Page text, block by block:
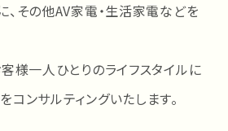
その他AV家電・生活家電などを
様一人ひとりのライフスタイルに
ンサルティングいたします。